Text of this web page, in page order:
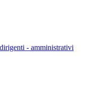
- amministrativi